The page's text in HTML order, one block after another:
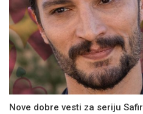
Nove dobre vesti za seriju Safir